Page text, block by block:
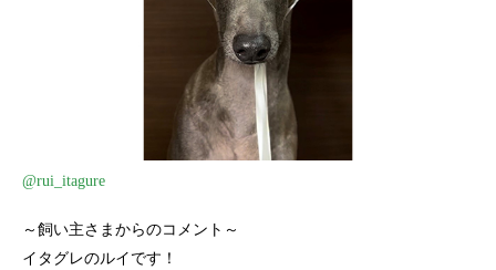
@rui_itagure
～飼い主さまからのコメント～
イタグレのルイです！